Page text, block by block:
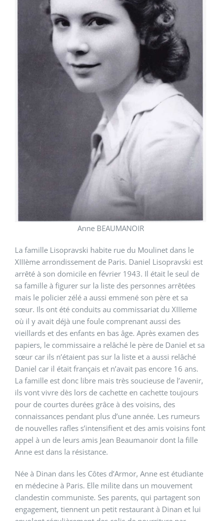
Anne BEAUMANOIR
La famille Lisopravski habite rue du Moulinet dans le
XIIIème arrondissement de Paris. Daniel Lisopravski est
arrêté à son domicile en février 1943. Il était le seul de
sa famille à figurer sur la liste des personnes arrêtées
mais le policier zélé a aussi emmené son père et sa
sœur. Ils ont été conduits au commissariat du XIIIeme
où il y avait déjà une foule comprenant aussi des
vieillards et des enfants en bas âge. Après examen des
papiers, le commissaire a relâché le père de Daniel et sa
sœur car ils n’étaient pas sur la liste et a aussi relâché
Daniel car il était français et n’avait pas encore 16 ans.
La famille est donc libre mais très soucieuse de l’avenir,
ils vont vivre dès lors de cachette en cachette toujours
pour de courtes durées grâce à des voisins, des
connaissances pendant plus d’une année. Les rumeurs
de nouvelles rafles s’intensifient et des amis voisins font
appel à un de leurs amis Jean Beaumanoir dont la fille
Anne est dans la résistance.
Née à Dinan dans les Côtes d’Armor, Anne est étudiante
en médecine à Paris. Elle milite dans un mouvement
clandestin communiste. Ses parents, qui partagent son
engagement, tiennent un petit restaurant à Dinan et lui